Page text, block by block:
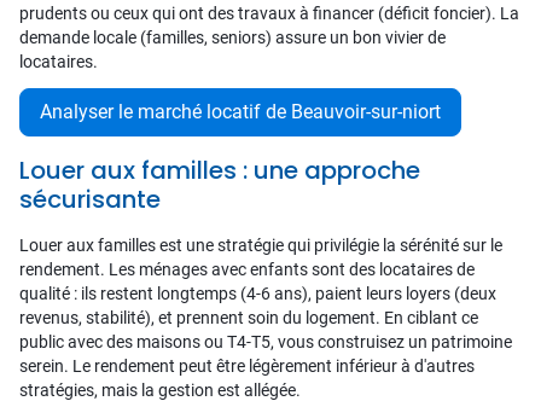
prudents ou ceux qui ont des travaux à financer (déficit foncier). La
demande locale (familles, seniors) assure un bon vivier de
locataires.
Analyser le marché locatif de Beauvoir-sur-niort
Louer aux familles : une approche
sécurisante
Louer aux familles est une stratégie qui privilégie la sérénité sur le
rendement. Les ménages avec enfants sont des locataires de
qualité : ils restent longtemps (4-6 ans), paient leurs loyers (deux
revenus, stabilité), et prennent soin du logement. En ciblant ce
public avec des maisons ou T4-T5, vous construisez un patrimoine
serein. Le rendement peut être légèrement inférieur à d'autres
stratégies, mais la gestion est allégée.